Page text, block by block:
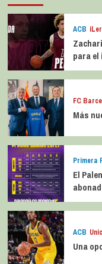
ACB
para el
FC
Más
Primera
El
ACB
Una